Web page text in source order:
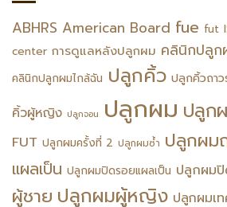
ABHRS American Board fue fut
center การดูแลหลังปลูกผม คลินิกปลูก
คลินิกปลูกผมไกล้ฉัน ปลูกคิ้ว ปลูกคิ้วถาว
คิ้วผู้หญิง ปลูกจอน ปลูกผม ปลูก
FUT ปลูกผมครั้งที่ 2 ปลูกผมซ้ำ ปลูกผม
แผลเป็น ปลูกผมปิดรอยแผลเป็น ปลูกผมปิ
ผู้ชาย ปลูกผมผู้หญิง ปลูกผมเ